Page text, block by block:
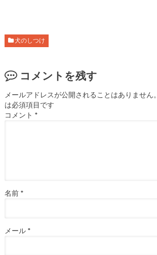
犬のしつけ
コメントを残す
メールアドレスが公開されることはありません。
は必須項目です
コメント *
名前 *
メール *